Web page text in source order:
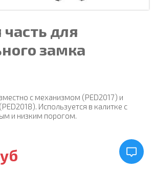
для
замка
с механизмом (PED2017) и
Используется в калитке с
и низким порогом.